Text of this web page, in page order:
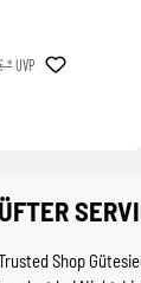
*UVP
Shop